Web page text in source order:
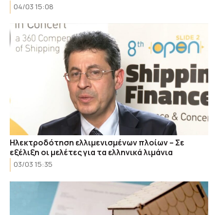
04/03 15:08
Ηλεκτροδότηση ελλιμενισμένων πλοίων – Σε
εξέλιξη οι μελέτες για τα ελληνικά λιμάνια
03/03 15:35